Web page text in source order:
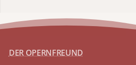
DER OPERNFREUND